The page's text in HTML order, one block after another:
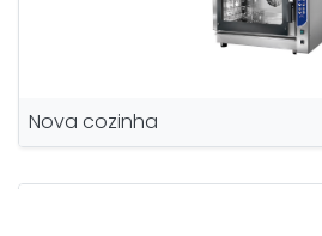
Nova cozinha